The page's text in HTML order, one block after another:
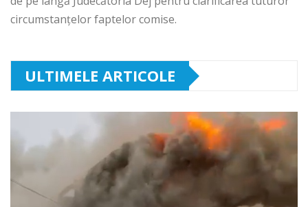
circumstanțelor faptelor comise.
ULTIMELE ARTICOLE